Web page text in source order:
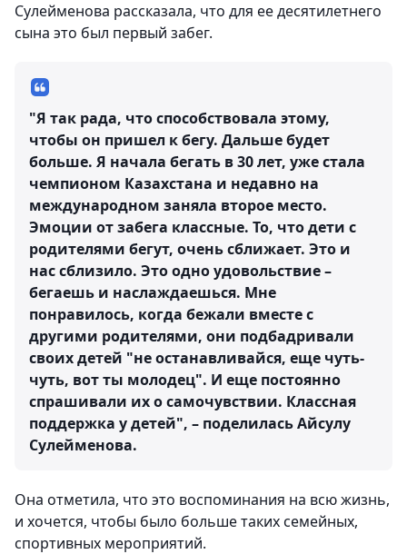
Сулейменова рассказала, что для ее десятилетнего
сына это был первый забег.
"Я так рада, что способствовала этому,
чтобы он пришел к бегу. Дальше будет
больше. Я начала бегать в 30 лет, уже стала
чемпионом Казахстана и недавно на
международном заняла второе место.
Эмоции от забега классные. То, что дети с
родителями бегут, очень сближает. Это и
нас сблизило. Это одно удовольствие –
бегаешь и наслаждаешься. Мне
понравилось, когда бежали вместе с
другими родителями, они подбадривали
своих детей "не останавливайся, еще чуть-
чуть, вот ты молодец". И еще постоянно
спрашивали их о самочувствии. Классная
поддержка у детей", – поделилась Айсулу
Сулейменова.
Она отметила, что это воспоминания на всю жизнь,
и хочется, чтобы было больше таких семейных,
спортивных мероприятий.